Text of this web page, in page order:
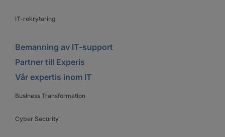
IT-rekrytering
Bemanning av IT-support
Partner till Experis
Vår expertis inom IT
Business Transformation
Cyber Security